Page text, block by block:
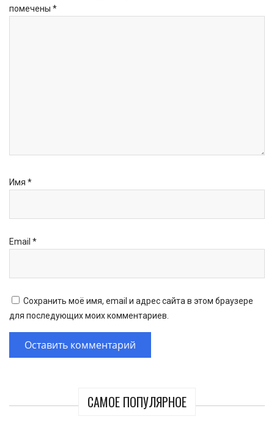
САМОЕ ПОПУЛЯРНОЕ
помечены *
Имя *
Email *
Сохранить моё имя, email и адрес сайта в этом браузере
для последующих моих комментариев.